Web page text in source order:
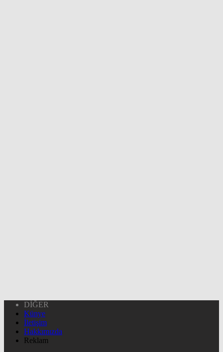
DİĞER
Künye
İletişim
Hakkımızda
Reklam